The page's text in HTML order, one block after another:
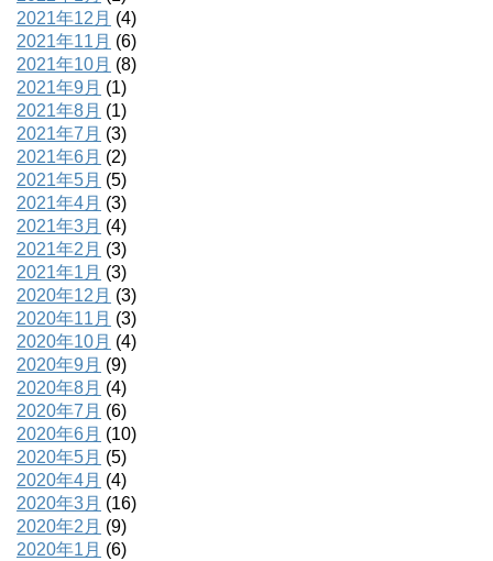
2021年12月 (4)
2021年11月 (6)
2021年10月 (8)
2021年9月 (1)
2021年8月 (1)
2021年7月 (3)
2021年6月 (2)
2021年5月 (5)
2021年4月 (3)
2021年3月 (4)
2021年2月 (3)
2021年1月 (3)
2020年12月 (3)
2020年11月 (3)
2020年10月 (4)
2020年9月 (9)
2020年8月 (4)
2020年7月 (6)
2020年6月 (10)
2020年5月 (5)
2020年4月 (4)
2020年3月 (16)
2020年2月 (9)
2020年1月 (6)